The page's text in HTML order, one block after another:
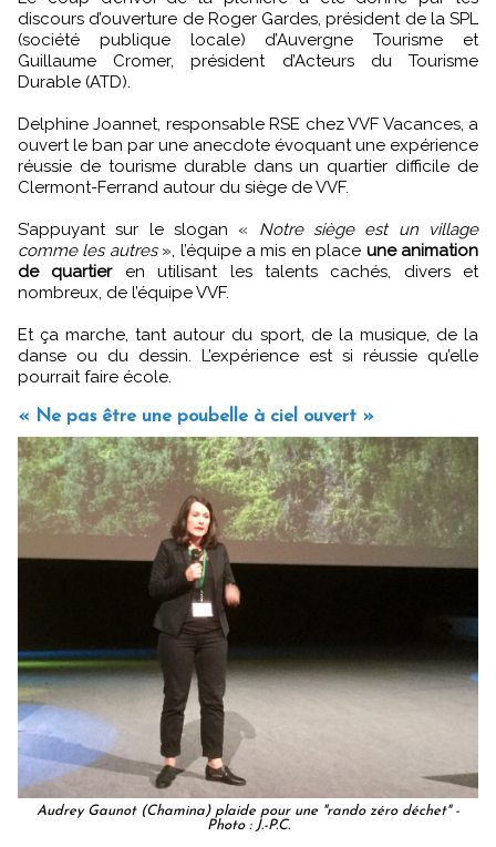
discours d’ouverture de Roger Gardes, président de la SPL
(société publique locale) d’Auvergne Tourisme et
Guillaume Cromer, président d’Acteurs du Tourisme
Durable (ATD).
Delphine Joannet, responsable RSE chez VVF Vacances, a
ouvert le ban par une anecdote évoquant une expérience
réussie de tourisme durable dans un quartier difficile de
Clermont-Ferrand autour du siège de VVF.
S’appuyant sur le slogan « Notre siège est un village
comme les autres», l’équipe a mis en place une animation
de quartieren utilisant les talents cachés, divers et
nombreux, de l’équipe VVF.
Et ça marche, tant autour du sport, de la musique, de la
danse ou du dessin. L’expérience est si réussie qu’elle
pourrait faire école.
« Ne pas être une poubelle à ciel ouvert »
Audrey Gaunot (Chamina) plaide pour une "rando zéro déchet" -
Photo : J.-P.C.